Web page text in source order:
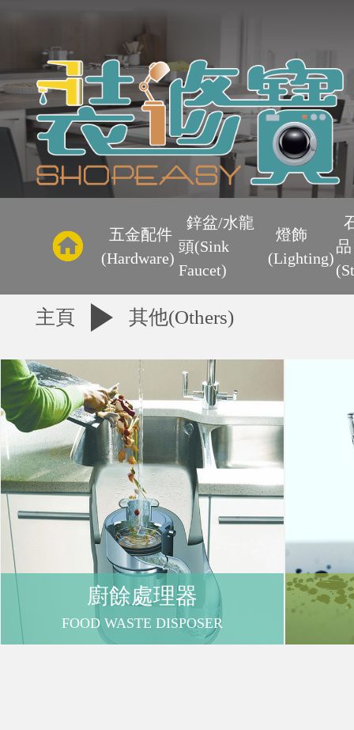
主
頁
優
惠
區
購
物
車
/
五金配件
(Hardware)
鋅盆/水龍
頭(Sink
Faucet)
燈飾
(Lighting)
品
主頁 其他(Others)
廚餘處理器
FOOD WASTE DISPOSER